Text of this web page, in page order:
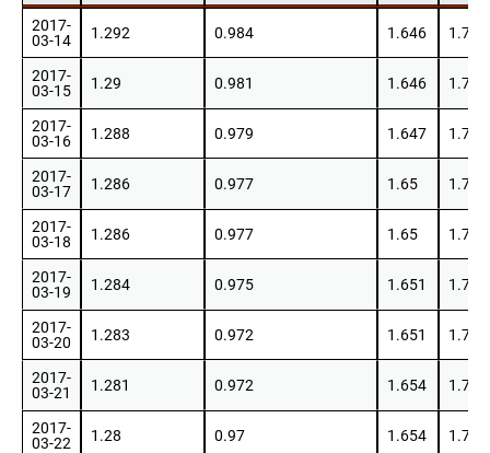
date
diesel_driving diesel_home_heating super
2017-
03-14
1.292 0.984 1.646 1.727
2017-
03-15
1.29 0.981 1.646 1.726
2017-
03-16
1.288 0.979 1.647 1.723
2017-
03-17
1.286 0.977 1.65 1.716
2017-
03-18
1.286 0.977 1.65 1.716
2017-
03-19
1.284 0.975 1.651 1.716
2017-
03-20
1.283 0.972 1.651 1.721
2017-
03-21
1.281 0.972 1.654 1.72
2017-
03-22
1.28 0.97 1.654 1.719